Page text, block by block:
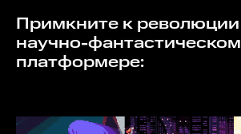
Примкните к революции в этом
научно-фантастическом
платформере: